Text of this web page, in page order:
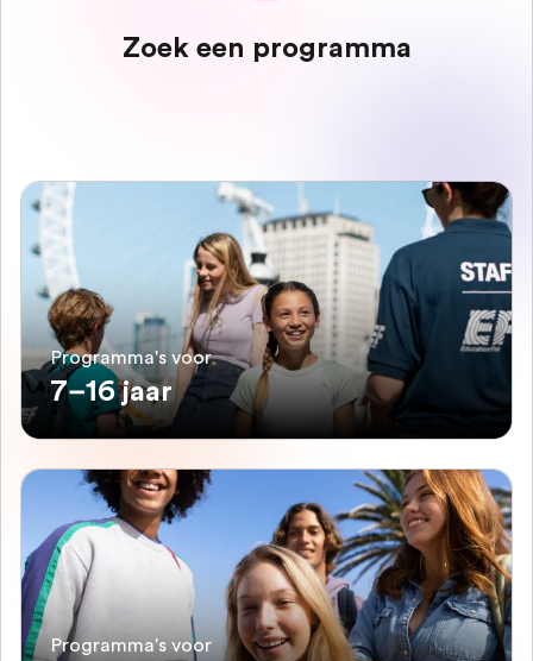
Zoek een programma
Programma's voor
7–16 jaar
Programma's voor